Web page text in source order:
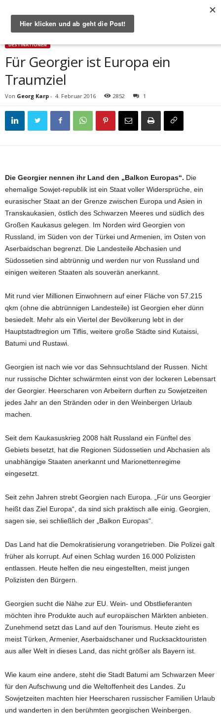
Start Destinationen Für Georgier ist Europa ein Traumziel
DESTINATIONEN
Für Georgier ist Europa ein
Traumziel
Von Georg Karp - 4. Februar 2016 2852 1
Die Georgier nennen ihr Land den „Balkon Europas“. Die
ehemalige Sowjet-republik ist ein Staat voller Widersprüche, ein
eurasischer Staat an der Grenze zwischen Europa und Asien in
Transkaukasien, östlich des Schwarzen Meeres und südlich des
Großen Kaukasus gelegen. Im Norden wird Georgien von
Russland, im Süden von der Türkei und Armenien, im Osten von
Aserbaidschan begrenzt. Die Landesteile Abchasien und
Südossetien sind abtrünnig und werden nur von Russland und
einigen weiteren Staaten als souverän anerkannt.
Mit rund vier Millionen Einwohnern auf einer Fläche von 57.215
qkm (ohne die abtrünnigen Landesteile) ist Georgien eher dünn
besiedelt. Mehr als ein Viertel der Bevölkerung lebt in der
Hauptstadtregion um Tiflis, weitere große Städte sind Kutaissi,
Batumi und Rustawi.
Georgien ist nach wie vor das Sehnsuchtsland der Russen. Nicht
nur russische Dichter schwärmten einst von der lockeren Lebensart
der Georgier. Heerscharen von Arbeitern durften zu Sowjetzeiten
jedes Jahr an den Stränden oder in den Weinbergen Urlaub
machen.
Seit dem Kaukasuskrieg 2008 hält Russland ein Fünftel des
Gebiets besetzt, hat die Regionen Südossetien und Abchasien als
unabhängige Staaten anerkannt und Marionettenregime
eingesetzt.
Seit zehn Jahren strebt Georgien nach Europa. „Für uns Georgier
heißt das Ziel Europa“, da sind sich praktisch alle einig. Georgien,
sagen sie, sei schließlich der „Balkon Europas“.
Das Land hat die Demokratisierung vorangetrieben. Die Polizei galt
früher als korrupt. Auf einen Schlag wurden 16.000 Polizisten
entlassen. Heute helfen die neu eingestellten, meist jungen
Polizisten den Bürgern.
Georgien sucht die Nähe zur EU. Wein- und Obstlieferanten
möchten ihre Produkte auch auf europäischen Märkten anbieten.
Zunehmend setzt das Land auf den Tourismus. Heute zieht es
meist Türken, Armenier, Aserbaidschaner und Rucksacktouristen
aus aller Welt in dieses Land, das nicht größer als Bayern ist.
Wie kaum eine andere, steht die Stadt Batumi am Schwarzen Meer
für den Aufschwung und die Weltoffenheit des Landes. Zu
Sowjetzeiten machten hier Heerscharen russischer Familien Urlaub
und wanderten in den berühmten georgischen Weinbergen.